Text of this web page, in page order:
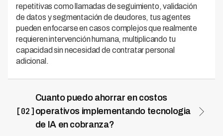
repetitivas como llamadas de seguimiento, validación
de datos y segmentación de deudores, tus agentes
pueden enfocarse en casos complejos que realmente
requieren intervención humana, multiplicando tu
capacidad sin necesidad de contratar personal
adicional.
[02]
Cuanto puedo ahorrar en costos
operativos implementando tecnologia
de IA en cobranza?